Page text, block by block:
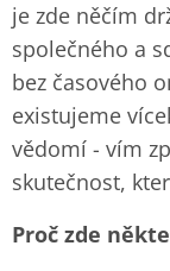
je zde něčím
společného a
bez časového
existujeme
vědomí - vím
skutečnost,
Proč zde